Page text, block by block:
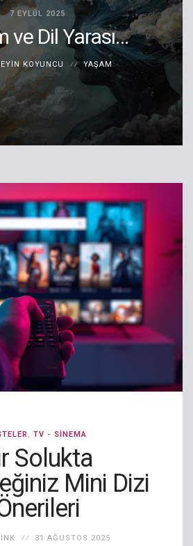
7 EYLÜL 2025
ve Dil Yarası…
KOYUNCU YAŞAM
, TV - SINEMA
Solukta
Mini Dizi
31 AĞUSTOS 2025